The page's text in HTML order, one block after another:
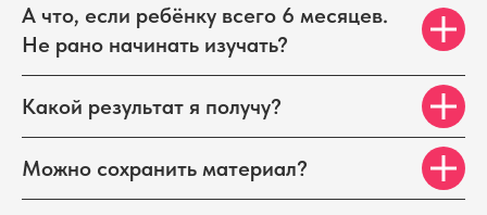
А что, если ребёнку всего 6 месяцев.
Не рано начинать изучать?
Какой результат я получу?
Можно сохранить материал?